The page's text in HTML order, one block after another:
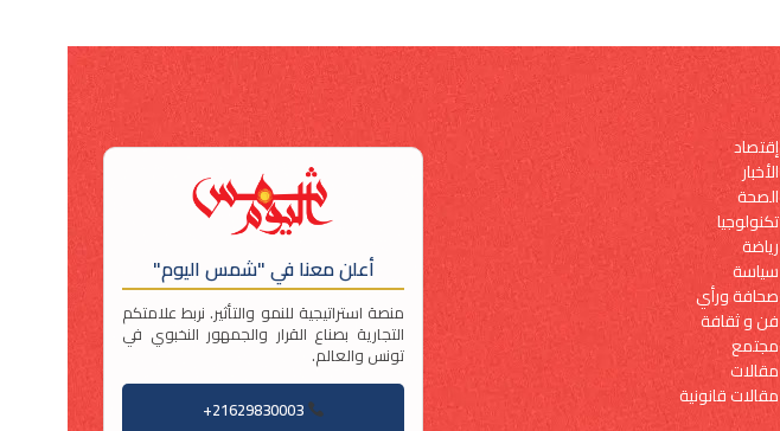
إقتصاد
الأخبار
الصحة
تكنولوجيا
رياضة
سياسة
صحافة ورأي
فن و ثقافة
مجتمع
مقالات
مقالات قانونية
أعلن معنا في "شمس اليوم"
منصة استراتيجية للنمو والتأثير. نربط علامتكم
التجارية بصناع القرار والجمهور النخبوي في
تونس والعالم.
21629830003+